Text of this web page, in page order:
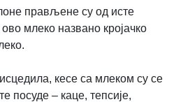
прављене су од исте
ово млеко названо кројачко
кесе са млеком су се
посуде – каце, тепсије,